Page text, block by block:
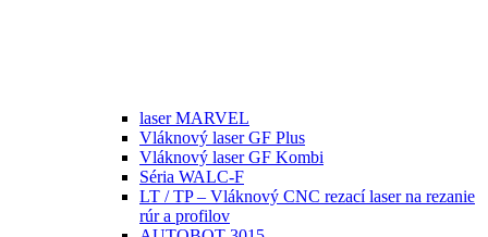
laser MARVEL
Vláknový laser GF Plus
Vláknový laser GF Kombi
Séria WALC-F
LT / TP – Vláknový CNC rezací laser na rezanie
rúr a profilov